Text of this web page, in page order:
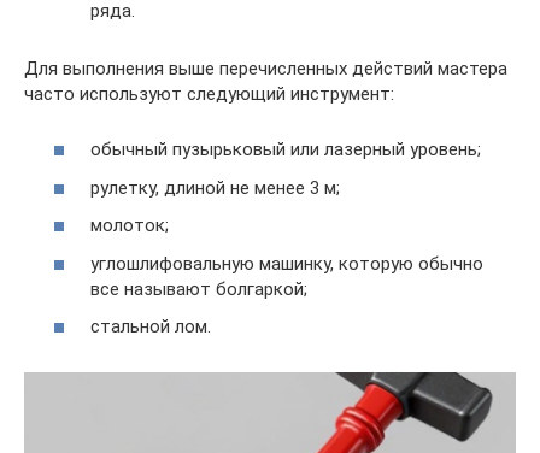
ряда.
Для выполнения выше перечисленных действий мастера
часто используют следующий инструмент:
обычный пузырьковый или лазерный уровень;
рулетку, длиной не менее 3 м;
молоток;
углошлифовальную машинку, которую обычно
все называют болгаркой;
стальной лом.